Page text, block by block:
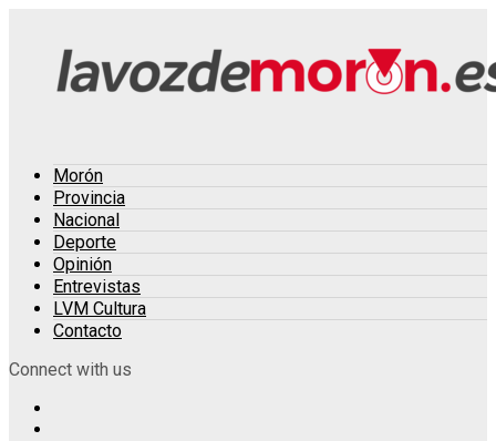
Morón
Provincia
Nacional
Deporte
Opinión
Entrevistas
LVM Cultura
Contacto
Connect with us